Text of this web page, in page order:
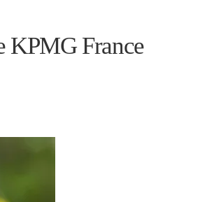
KPMG France